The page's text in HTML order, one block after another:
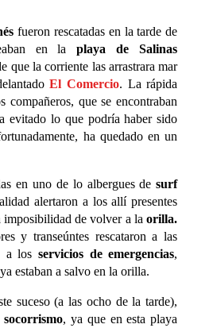
fueron rescatadas en la tarde de
en laplaya de Salinas
que la corriente las arrastrara mar
El Comercio. La rápida
compañeros, que se encontraban
evitado lo que podría haber sido
ha quedado en un
en uno de lo albergues desurf
alertaron a los allí presentes
imposibilidad de volver a laorilla.
y transeúntes rescataron a las
a los servicios de emergencias,
estaban a salvo en la orilla.
suceso (a las ocho de la tarde),
, ya que en esta playa